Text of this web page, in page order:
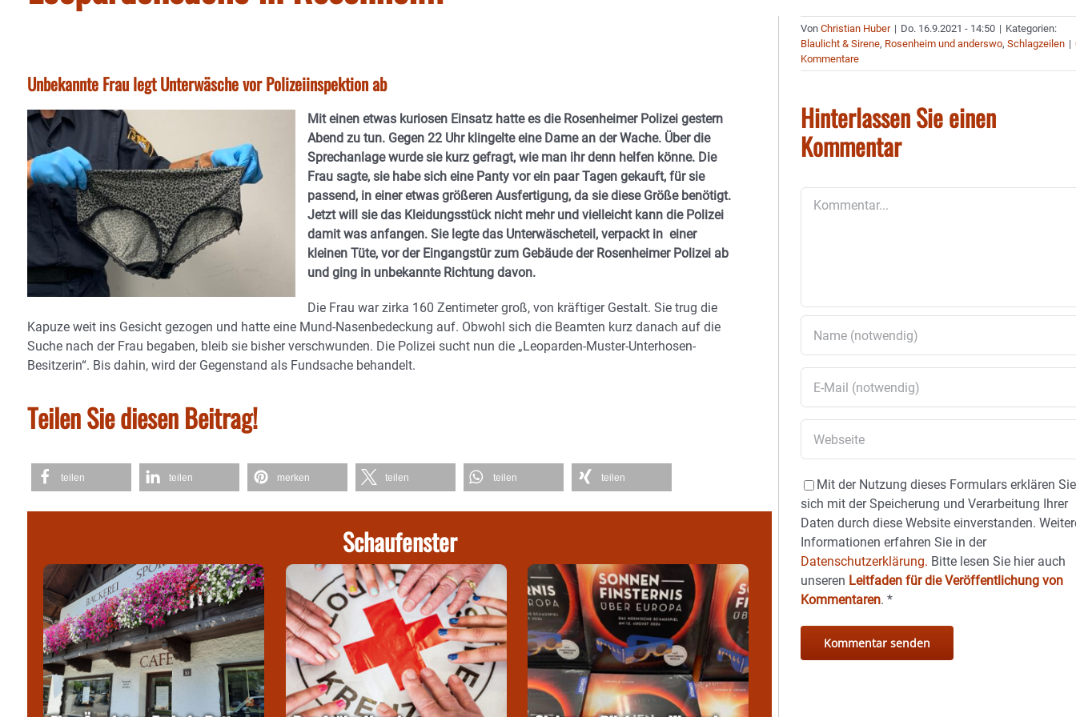
Unbekannte Frau legt Unterwäsche vor Polizeiinspektion ab
Mit einen etwas kuriosen Einsatz hatte es die Rosenheimer Polizei gestern
Abend zu tun. Gegen 22 Uhr klingelte eine Dame an der Wache. Über die
Sprechanlage wurde sie kurz gefragt, wie man ihr denn helfen könne. Die
Frau sagte, sie habe sich eine Panty vor ein paar Tagen gekauft, für sie
passend, in einer etwas größeren Ausfertigung, da sie diese Größe benötigt.
Jetzt will sie das Kleidungsstück nicht mehr und vielleicht kann die Polizei
damit was anfangen. Sie legte das Unterwäscheteil, verpackt in einer
kleinen Tüte, vor der Eingangstür zum Gebäude der Rosenheimer Polizei ab
und ging in unbekannte Richtung davon.
Die Frau war zirka 160 Zentimeter groß, von kräftiger Gestalt. Sie trug die
Kapuze weit ins Gesicht gezogen und hatte eine Mund-Nasenbedeckung auf. Obwohl sich die Beamten kurz danach auf die
Suche nach der Frau begaben, bleib sie bisher verschwunden. Die Polizei sucht nun die „Leoparden-Muster-Unterhosen-
Besitzerin“. Bis dahin, wird der Gegenstand als Fundsache behandelt.
Teilen Sie diesen Beitrag!
teilen teilen merken teilen teilen teilen
Schaufenster
VonChristian Huber | Do. 16.9.2021 - 14:50 | Kategorien:
Blaulicht & Sirene, Rosenheim und anderswo,Schlagzeilen |
Kommentare
Hinterlassen Sie einen
Kommentar
Mit der Nutzung dieses Formulars erklären Sie
sich mit der Speicherung und Verarbeitung Ihrer
Daten durch diese Website einverstanden.
Informationen erfahren Sie in der
Datenschutzerklärung. Bitte lesen Sie hier auch
unseren Leitfaden für die Veröffentlichung von
Kommentaren.*